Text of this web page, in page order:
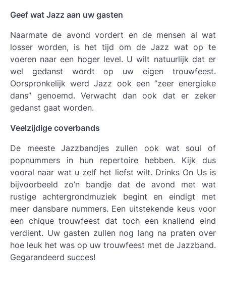
Geef wat Jazz aan uw gasten
Naarmate de avond vordert en de mensen al wat
losser worden, is het tijd om de Jazz wat op te
voeren naar een hoger level. U wilt natuurlijk dat er
wel gedanst wordt op uw eigen trouwfeest.
Oorspronkelijk werd Jazz ook een ‘’zeer energieke
dans’’ genoemd. Verwacht dan ook dat er zeker
gedanst gaat worden.
Veelzijdige coverbands
De meeste Jazzbandjes zullen ook wat soul of
popnummers in hun repertoire hebben. Kijk dus
vooral naar wat u zelf het liefst wilt. Drinks On Us is
bijvoorbeeld zo’n bandje dat de avond met wat
rustige achtergrondmuziek begint en eindigt met
meer dansbare nummers. Een uitstekende keus voor
een chique trouwfeest dat toch een knallend eind
verdient. Uw gasten zullen nog lang na praten over
hoe leuk het was op uw trouwfeest met de Jazzband.
Gegarandeerd succes!